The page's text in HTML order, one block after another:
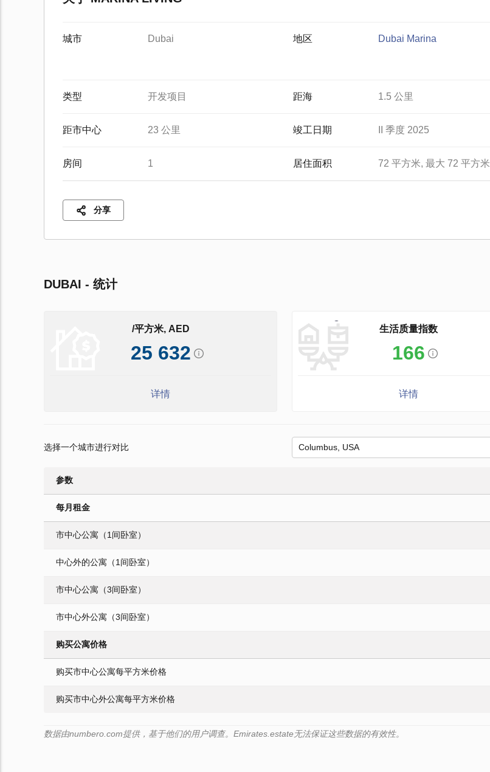
城市 Dubai 地区 Dubai Marina
类型 开发项目 距海 1.5 公里
距市中心 23 公里 竣工日期 II 季度 2025
房间 1 居住面积 72 平方米, 最大 72 平方米
分享
DUBAI - 统计
/平方米, AED
25 632
详情
生活质量指数
166
详情
选择一个城市进行对比
参数
每月租金
市中心公寓（1间卧室）
中心外的公寓（1间卧室）
市中心公寓（3间卧室）
市中心外公寓（3间卧室）
购买公寓价格
购买市中心公寓每平方米价格
购买市中心外公寓每平方米价格
数据由numbero.com提供，基于他们的用户调查。Emirates.estate无法保证这些数据的有效性。